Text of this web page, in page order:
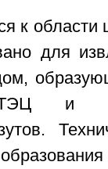
к области
для
ТЭЦ и